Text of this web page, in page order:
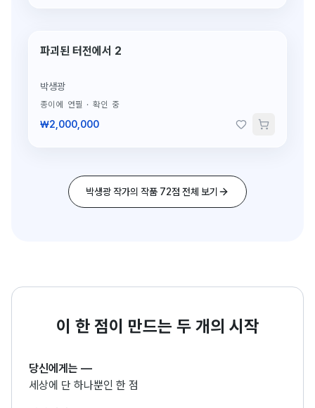
단 1점뿐인 원작
파괴된 터전에서 2
박생광
종이에 연필 · 확인 중
₩2,000,000
박생광 작가의 작품 72점 전체 보기
이 한 점이 만드는 두 개의 시작
당신에게는 —
세상에 단 하나뿐인 한 점